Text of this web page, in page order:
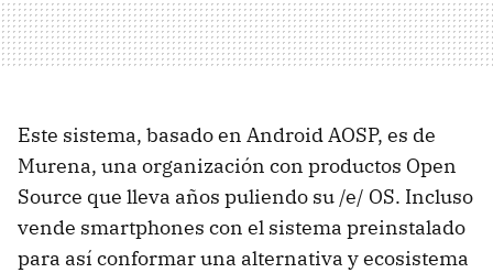
Este sistema, basado en Android AOSP, es de
Murena, una organización con productos Open
Source que lleva años puliendo su /e/ OS. Incluso
vende smartphones con el sistema preinstalado
para así conformar una alternativa y ecosistema